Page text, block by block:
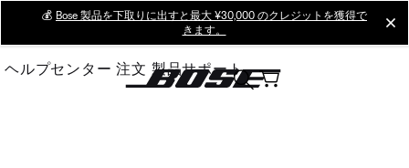
Main
💰 Bose 製品を下取りに出すと最大 ¥30,000 のクレジットを獲得で
きます。
ヘルプセンター 注文 製品サポート